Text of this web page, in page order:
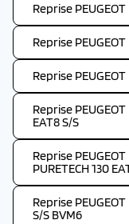
Reprise PEUGEOT
Reprise PEUGEOT
Reprise PEUGEOT
Reprise PEUGEOT
EAT8 S/S
Reprise PEUGEOT
PURETECH 130
Reprise PEUGEOT
S/S BVM6